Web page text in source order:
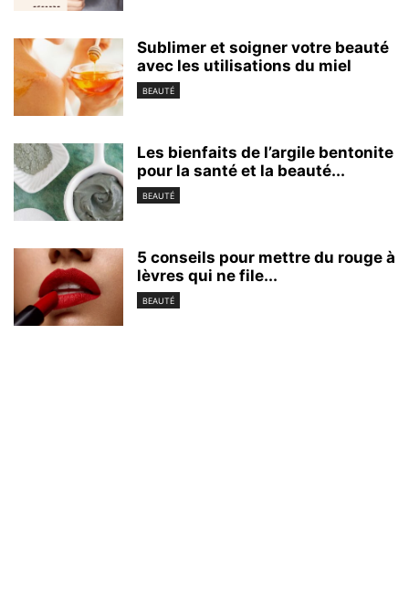
Sublimer et soigner votre beauté
avec les utilisations du miel
BEAUTÉ
Les bienfaits de l’argile bentonite
pour la santé et la beauté...
BEAUTÉ
5 conseils pour mettre du rouge à
lèvres qui ne file...
BEAUTÉ